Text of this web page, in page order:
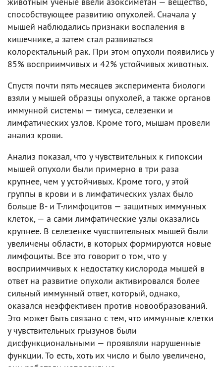
способствующее развитию опухолей. Сначала у
мышей наблюдались признаки воспаления в
кишечнике, а затем стал развиваться
колоректальный рак. При этом опухоли появились у
85% восприимчивых и 42% устойчивых животных.
Спустя почти пять месяцев эксперимента биологи
взяли у мышей образцы опухолей, а также органов
иммунной системы — тимуса, селезенки и
лимфатических узлов. Кроме того, мышам провели
анализ крови.
Анализ показал, что у чувствительных к гипоксии
мышей опухоли были примерно в три раза
крупнее, чем у устойчивых. Кроме того, у этой
группы в крови и в лимфатических узлах было
больше В- и Т-лимфоцитов — защитных иммунных
клеток, — а сами лимфатические узлы оказались
крупнее. В селезенке чувствительных мышей были
увеличены области, в которых формируются новые
лимфоциты. Все это говорит о том, что у
восприимчивых к недостатку кислорода мышей в
ответ на развитие опухоли активировался более
сильный иммунный ответ, который, однако,
оказался неэффективен против новообразований.
Это может быть связано с тем, что иммунные клетки
у чувствительных грызунов были
дисфункциональными — проявляли нарушенные
функции. То есть, хоть их число и было увеличено,